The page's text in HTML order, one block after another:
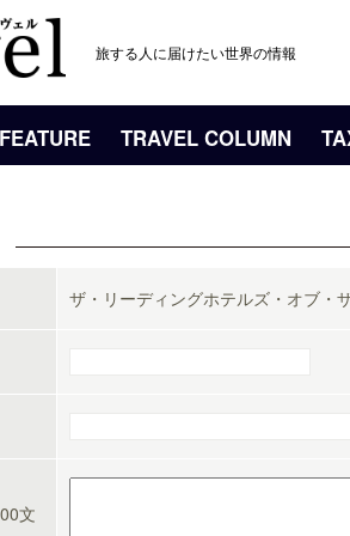
旅する人に届けたい世界の情報
FEATURE TRAVEL COLUMN
ザ・リーディングホテルズ・オブ・
文